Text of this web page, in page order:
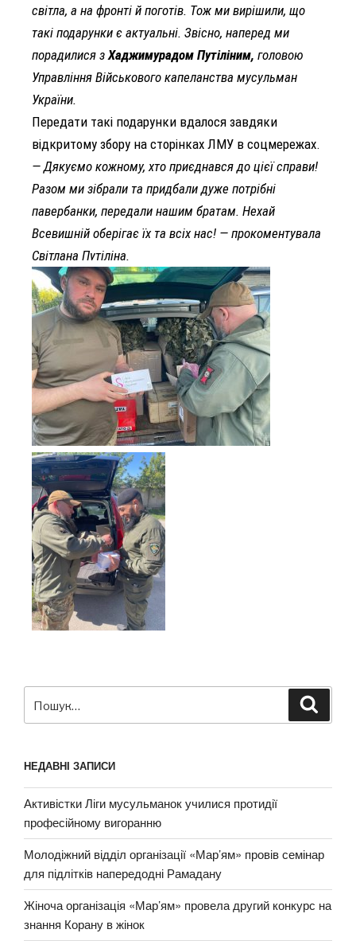
світла, а на фронті й поготів. Тож ми вирішили, що
такі подарунки є актуальні. Звісно, наперед ми
порадилися з Хаджимурадом Путіліним, головою
Управління Військового капеланства мусульман
України.
Передати такі подарунки вдалося завдяки
відкритому збору на сторінках ЛМУ в соцмережах.
— Дякуємо кожному, хто приєднався до цієї справи!
Разом ми зібрали та придбали дуже потрібні
павербанки, передали нашим братам. Нехай
Всевишній оберігає їх та всіх нас! — прокоментувала
Світлана Путіліна.
НЕДАВНІ ЗАПИСИ
Активістки Ліги мусульманок училися протидії
професійному вигоранню
Молодіжний відділ організації «Мар’ям» провів семінар
для підлітків напередодні Рамадану
Жіноча організація «Мар’ям» провела другий конкурс на
знання Корану в жінок